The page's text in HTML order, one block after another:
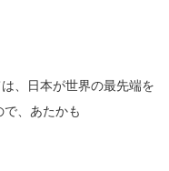
、日本が世界の最先端を
、あたかも